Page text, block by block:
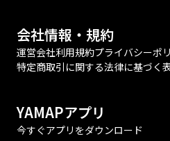
会社情報・規約
運営会社利用規約プライバシーポ
特定商取引に関する法律に基づく
YAMAPアプリ
今すぐアプリをダウンロード